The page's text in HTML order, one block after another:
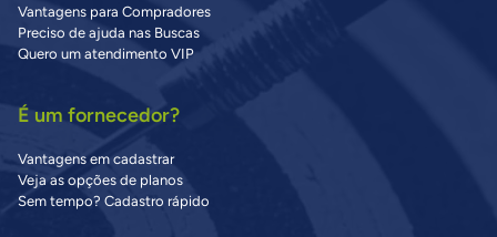
Vantagens para Compradores
Preciso de ajuda nas Buscas
Quero um atendimento VIP
É um fornecedor?
Vantagens em cadastrar
Veja as opções de planos
Sem tempo? Cadastro rápido